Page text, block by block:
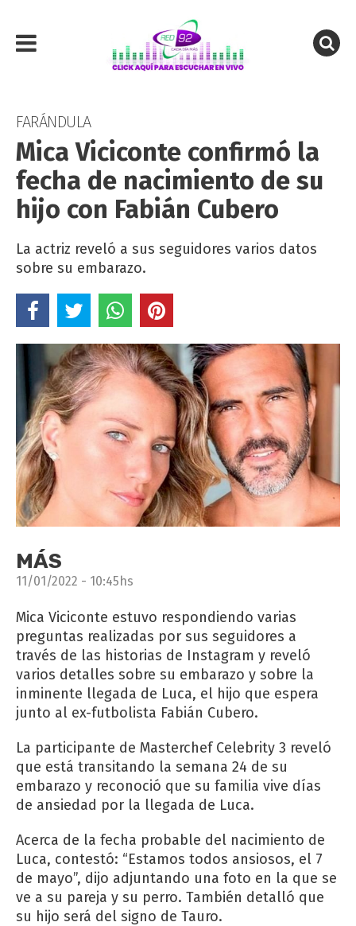
FARÁNDULA
Mica Viciconte confirmó la
fecha de nacimiento de su
hijo con Fabián Cubero
La actriz reveló a sus seguidores varios datos
sobre su embarazo.
MÁS
11/01/2022 - 10:45hs
Mica Viciconte estuvo respondiendo varias
preguntas realizadas por sus seguidores a
través de las historias de Instagram y reveló
varios detalles sobre su embarazo y sobre la
inminente llegada de Luca, el hijo que espera
junto al ex-futbolista Fabián Cubero.
La participante de Masterchef Celebrity 3 reveló
que está transitando la semana 24 de su
embarazo y reconoció que su familia vive días
de ansiedad por la llegada de Luca.
Acerca de la fecha probable del nacimiento de
Luca, contestó: “Estamos todos ansiosos, el 7
de mayo”, dijo adjuntando una foto en la que se
ve a su pareja y su perro. También detalló que
su hijo será del signo de Tauro.